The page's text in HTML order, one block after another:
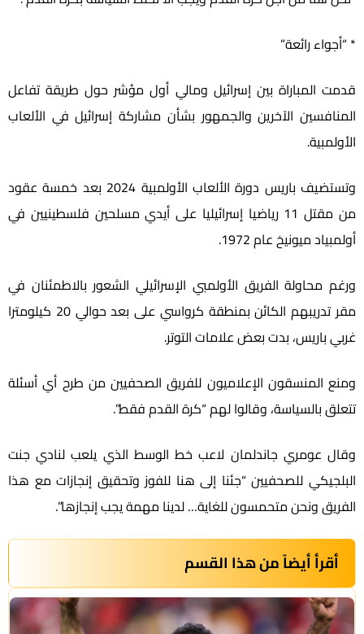
* “أجواء رائعة”
قدمت المباراة بين إسرائيل ومالي أول مؤشر حول طريقة تفاعل
المنافسين الآخرين والجمهور بشأن مشاركة إسرائيل في الألعاب
الأولمبية.
وتستضيف باريس دورة الألعاب الأولمبية 2024 بعد خمسة عقود
من مقتل 11 رياضيا إسرائيليا على أيدي مسلحين فلسطينيين في
أولمبياد ميونيخ عام 1972.
ورغم محاولة الفريق الأولمبي الإسرائيلي الشعور بالاطمئنان في
مقر تدريبهم الكائن بمنطقة كرواسي على بعد حوالي 20 كيلومترا
غربي باريس، بدت بعض علامات التوتر.
ومنع المنسقون الإعلاميون للفريق الصحفيين من طرح أي أسئلة
تتعلق بالسياسة، وقالوا لهم “كرة القدم فقط”.
وقال عومري جاندلمان لاعب خط الوسط الذي يلعب لنادي جنت
البلجيكي للصحفيين “جئنا إلى هنا للفوز وتحقيق إنجازات مع هذا
الفريق ونحن متحمسون للغاية… لدينا مهمة يجب إنجازها”.
أقرأ أيضاً من هذا القسم